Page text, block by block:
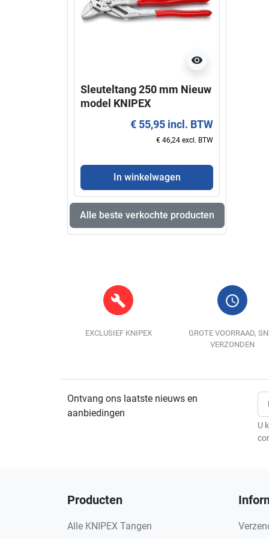
visibility
Sleuteltang 250 mm Nieuw
model KNIPEX
€ 55,95 incl. BTW
€ 46,24 excl. BTW
In winkelwagen
Alle beste verkochte producten
build
EXCLUSIEF KNIPEX
query_builder
GROTE VOORRAAD,
VERZONDEN
Ontvang ons laatste nieuws en
aanbiedingen
U
Producten
Alle KNIPEX Tangen